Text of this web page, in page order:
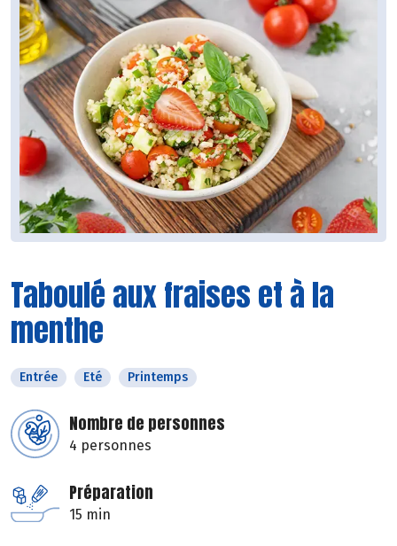
Taboulé aux fraises et à la
menthe
Entrée Eté Printemps
Nombre de personnes
4 personnes
Préparation
15 min